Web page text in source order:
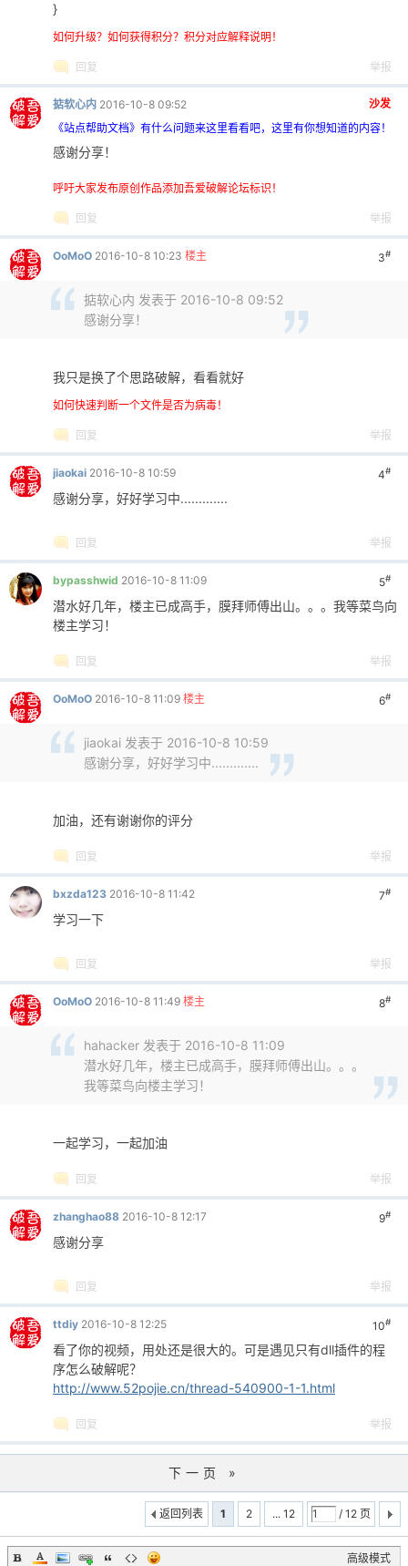
}
如何升级？如何获得积分？积分对应解释说明！
回复 举报
沙发
掂软心内 2016-10-8 09:52
《站点帮助文档》有什么问题来这里看看吧，这里有你想知道的内容！
感谢分享！
呼吁大家发布原创作品添加吾爱破解论坛标识！
回复 举报
3#
OoMoO 2016-10-8 10:23 楼主
掂软心内 发表于 2016-10-8 09:52
感谢分享！
我只是换了个思路破解，看看就好
如何快速判断一个文件是否为病毒！
回复 举报
4#
jiaokai 2016-10-8 10:59
感谢分享，好好学习中.............
回复 举报
5#
bypasshwid 2016-10-8 11:09
潜水好几年，楼主已成高手，膜拜师傅出山。。。我等菜鸟向
楼主学习！
回复 举报
6#
OoMoO 2016-10-8 11:09 楼主
jiaokai 发表于 2016-10-8 10:59
感谢分享，好好学习中.............
加油，还有谢谢你的评分
回复 举报
7#
bxzda123 2016-10-8 11:42
学习一下
回复 举报
8#
OoMoO 2016-10-8 11:49 楼主
hahacker 发表于 2016-10-8 11:09
潜水好几年，楼主已成高手，膜拜师傅出山。。。
我等菜鸟向楼主学习！
一起学习，一起加油
回复 举报
9#
zhanghao88 2016-10-8 12:17
感谢分享
回复 举报
10#
ttdiy 2016-10-8 12:25
看了你的视频，用处还是很大的。可是遇见只有dll插件的程
序怎么破解呢？
http://www.52pojie.cn/thread-540900-1-1.html
回复 举报
下一页 »
1 2 ... 12 / 12 页
返回列表
高级模式